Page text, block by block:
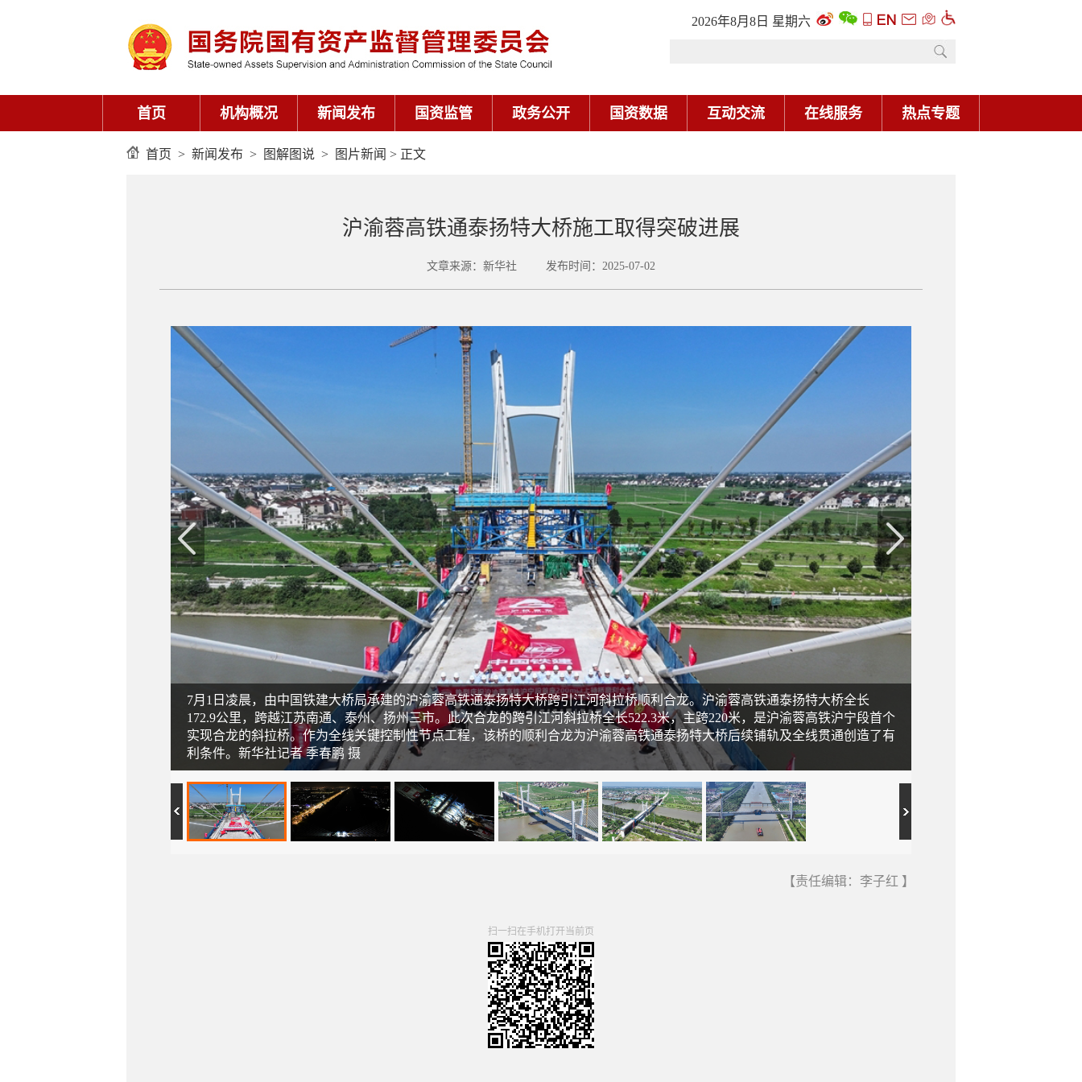
2026年8月8日 星期六
首页 机构概况 新闻发布 国资监管 政务公开 国资数据 互动交流 在线服务 热点专题
首页 > 新闻发布 > 图解图说 > 图片新闻 > 正文
沪渝蓉高铁通泰扬特大桥施工取得突破进展
文章来源：新华社 发布时间：2025-07-02
7月1日凌晨，由中国铁建大桥局承建的沪渝蓉高铁通泰扬特大桥跨引江河斜拉桥顺利合龙。沪渝蓉高铁通泰扬特大桥全长
172.9公里，跨越江苏南通、泰州、扬州三市。此次合龙的跨引江河斜拉桥全长522.3米，主跨220米，是沪渝蓉高铁沪宁段首个
实现合龙的斜拉桥。作为全线关键控制性节点工程，该桥的顺利合龙为沪渝蓉高铁通泰扬特大桥后续铺轨及全线贯通创造了有
利条件。新华社记者 季春鹏 摄
【责任编辑：李子红 】
扫一扫在手机打开当前页